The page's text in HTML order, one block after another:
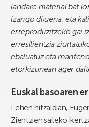
landare material bat
izango dituena, eta
erreproduzitzeko gai
erresilientzia
ebaluatuz eta
etorkizunean ager
Euskal basoaren
Lehen hitzaldian,
Zientzien saileko